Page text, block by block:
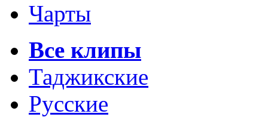
Чарты
Все клипы
Таджикские
Русские